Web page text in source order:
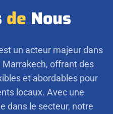
de Nous
un acteur majeur dans
Marrakech, offrant des
et abordables pour
locaux. Avec une
dans le secteur, notre